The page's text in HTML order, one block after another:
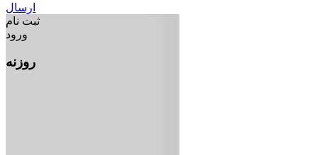
ارسال
ثبت نام
ورود
روزنه